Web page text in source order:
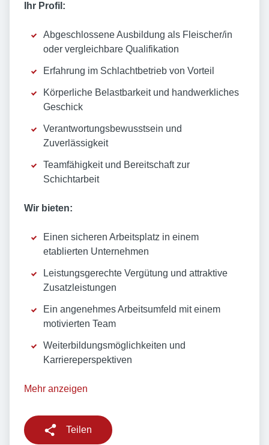
Ihr Profil:
Abgeschlossene Ausbildung als Fleischer/in
oder vergleichbare Qualifikation
Erfahrung im Schlachtbetrieb von Vorteil
Körperliche Belastbarkeit und handwerkliches
Geschick
Verantwortungsbewusstsein und
Zuverlässigkeit
Teamfähigkeit und Bereitschaft zur
Schichtarbeit
Wir bieten:
Einen sicheren Arbeitsplatz in einem
etablierten Unternehmen
Leistungsgerechte Vergütung und attraktive
Zusatzleistungen
Ein angenehmes Arbeitsumfeld mit einem
motivierten Team
Weiterbildungsmöglichkeiten und
Karriereperspektiven
Mehr anzeigen
Teilen